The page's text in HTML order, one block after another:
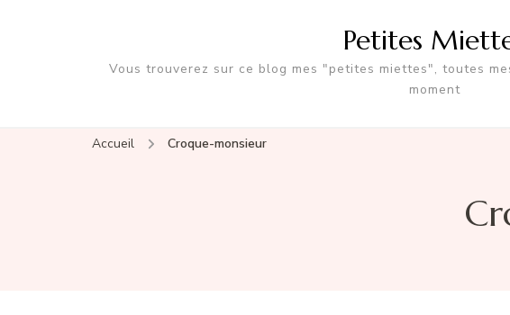
Petites
Vous trouverez sur ce blog mes "petites miettes", toutes
moment
Accueil Croque-monsieur